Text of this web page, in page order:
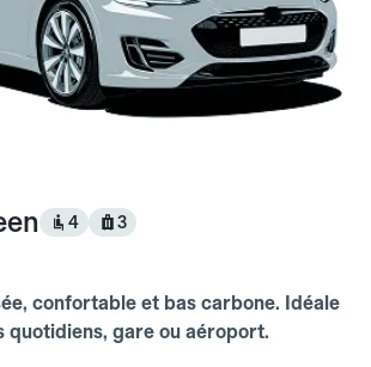
4 3
confortable et bas carbone. Idéale
quotidiens, gare ou aéroport.